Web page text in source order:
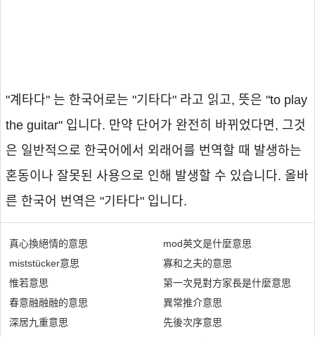
"계타다" 는 한국어로는 "기타다" 라고 읽고, 뜻은 "to play
the guitar" 입니다. 만약 단어가 완전히 바뀌었다면, 그것
은 일반적으로 한국어에서 외래어를 번역할 때 발생하는
혼동이나 잘못된 사용으로 인해 발생할 수 있습니다. 올바
른 한국어 번역은 "기타다" 입니다.
真心換絕情的意思
miststücker意思
惟若意思
春意融融融的意思
深居九重意思
mod英文是什麼意思
寡和之夫的意思
第一次見對方家長是什麼意思
異常推介意思
先後次序意思